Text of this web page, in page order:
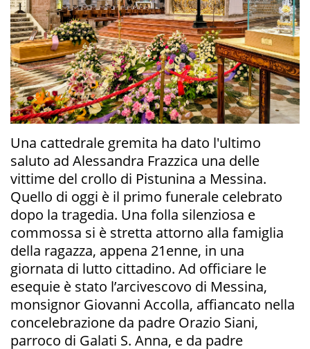
Una cattedrale gremita ha dato l'ultimo
saluto ad Alessandra Frazzica una delle
vittime del crollo di Pistunina a Messina.
Quello di oggi è il primo funerale celebrato
dopo la tragedia. Una folla silenziosa e
commossa si è stretta attorno alla famiglia
della ragazza, appena 21enne, in una
giornata di lutto cittadino. Ad officiare le
esequie è stato l’arcivescovo di Messina,
monsignor Giovanni Accolla, affiancato nella
concelebrazione da padre Orazio Siani,
parroco di Galati S. Anna, e da padre